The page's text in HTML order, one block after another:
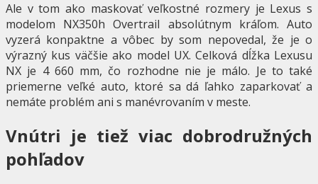
Ale v tom ako maskovať veľkostné rozmery je Lexus s
modelom NX350h Overtrail absolútnym kráľom. Auto
vyzerá konpaktne a vôbec by som nepovedal, že je o
výrazný kus väčšie ako model UX. Celková dĺžka Lexusu
NX je 4 660 mm, čo rozhodne nie je málo. Je to také
priemerne veľké auto, ktoré sa dá ľahko zaparkovať a
nemáte problém ani s manévrovaním v meste.
Vnútri je tiež viac dobrodružných
pohľadov